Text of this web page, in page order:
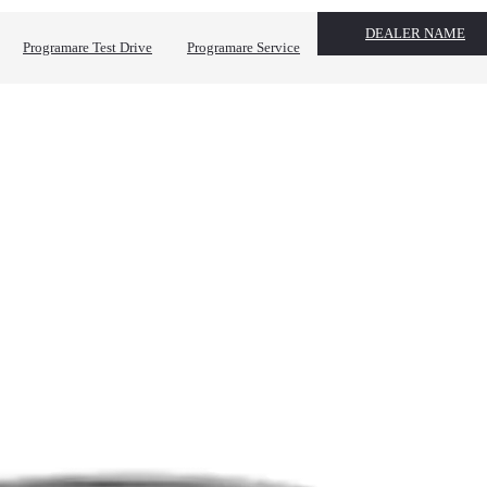
Programare Test Drive Programare Service
DEALER NAME